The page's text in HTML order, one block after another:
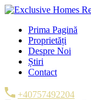
Prima Pagină
Proprietăți
Despre Noi
Știri
Contact
+40757492204